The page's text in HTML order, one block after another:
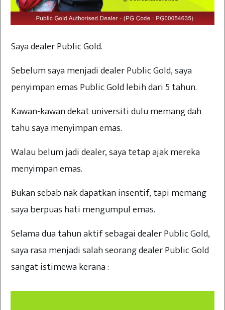
Saya dealer Public Gold.
Sebelum saya menjadi dealer Public Gold, saya
penyimpan emas Public Gold lebih dari 5 tahun.
Kawan-kawan dekat universiti dulu memang dah
tahu saya menyimpan emas.
Walau belum jadi dealer, saya tetap ajak mereka
menyimpan emas.
Bukan sebab nak dapatkan insentif, tapi memang
saya berpuas hati mengumpul emas.
Selama dua tahun aktif sebagai dealer Public Gold,
saya rasa menjadi salah seorang dealer Public Gold
sangat istimewa kerana :